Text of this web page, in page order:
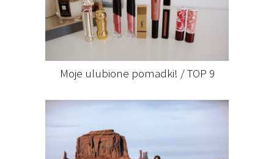
Moje ulubione pomadki! / TOP 9